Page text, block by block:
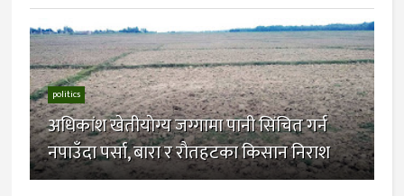
politics
अधिकांश खेतीयाेग्य जग्गामा पानी सिंचित गर्न
नपाउँदा पर्सा, बारा र राैतहटका किसान निराश